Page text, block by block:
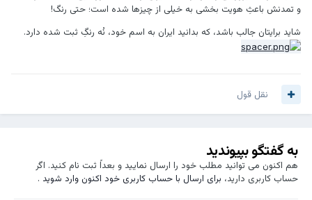
و تمدنش باعثِ هویت بخشی به خیلی از چیزها شده است؛ حتی رنگ!
شاید برایتان جالب باشد، که بدانید ایران به اسم خود، نُه رنگِ ثبت شده دارد.
نقل قول
به گفتگو بپیوندید
هم اکنون می توانید مطلب خود را ارسال نمایید و بعداً ثبت نام کنید. اگر
حساب کاربری دارید، برای ارسال با حساب کاربری خود اکنون وارد شوید.